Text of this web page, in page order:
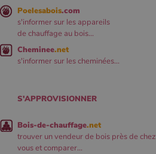
Poelesabois.com
s'informer sur les appareils
de chauffage au bois...
Cheminee.net
s'informer sur les cheminées...
S'APPROVISIONNER
Bois-de-chauffage.net
trouver un vendeur de bois près de chez
vous et comparer...